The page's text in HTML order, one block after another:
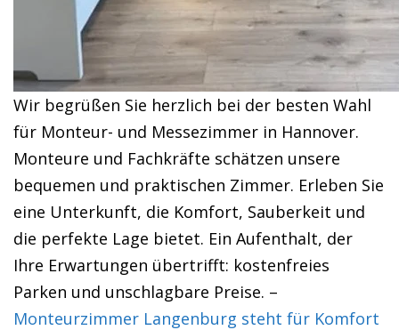
Wir begrüßen Sie herzlich bei der besten Wahl
für Monteur- und Messezimmer in Hannover.
Monteure und Fachkräfte schätzen unsere
bequemen und praktischen Zimmer. Erleben Sie
eine Unterkunft, die Komfort, Sauberkeit und
die perfekte Lage bietet. Ein Aufenthalt, der
Ihre Erwartungen übertrifft: kostenfreies
Parken und unschlagbare Preise. –
Monteurzimmer Langenburg steht für Komfort